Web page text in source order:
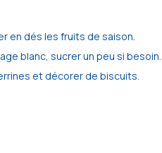
en dés les fruits de saison.
blanc, sucrer un peu si besoin.
et décorer de biscuits.